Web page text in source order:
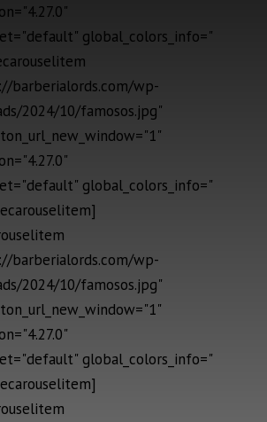
global_colors_info="
barberialords.com/wp-
2024/10/famosos.jpg"
global_colors_info="
barberialords.com/wp-
2024/10/famosos.jpg"
global_colors_info="